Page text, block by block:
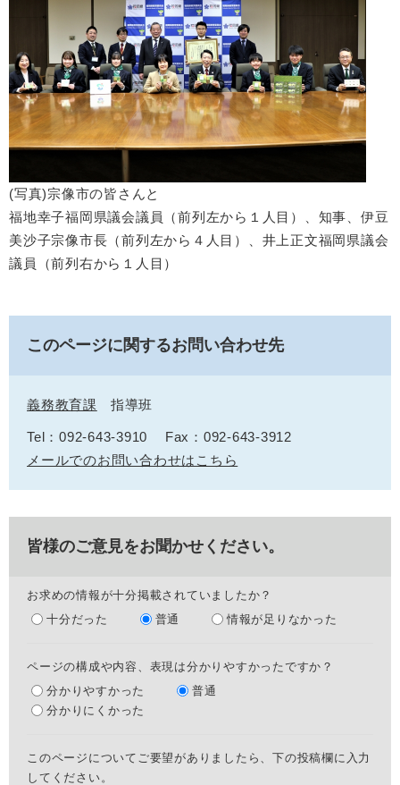
(写真)宗像市の皆さんと
福地幸子福岡県議会議員（前列左から１人目）、知事、伊豆
美沙子宗像市長（前列左から４人目）、井上正文福岡県議会
議員（前列右から１人目）
このページに関するお問い合わせ先
義務教育課 指導班
Tel：092-643-3910
Fax：092-643-3912
メールでのお問い合わせはこちら
皆様のご意見をお聞かせください。
お求めの情報が十分掲載されていましたか？
十分だった
普通 情報が足りなかった
ページの構成や内容、表現は分かりやすかったですか？
分かりやすかった
普通
分かりにくかった
このページについてご要望がありましたら、下の投稿欄に入力
してください。